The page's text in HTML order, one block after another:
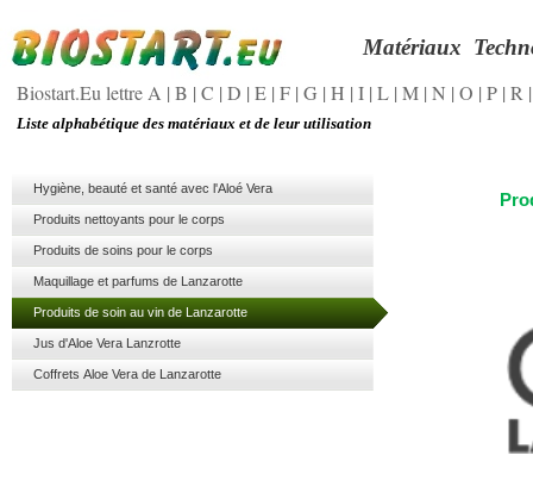
Hygiène, beauté et santé avec l'Aloé Vera
Produits nettoyants pour le corps
Produits de soins pour le corps
Maquillage et parfums de Lanzarotte
Produits de soin au vin de Lanzarotte
Jus d'Aloe Vera Lanzrotte
Coffrets Aloe Vera de Lanzarotte
Liste alphabétique des matériaux et de leur utilisation
Biostart.Eu lettre A | B | C | D | E | F | G | H | I | L | M | N | O | P | R
Matériaux